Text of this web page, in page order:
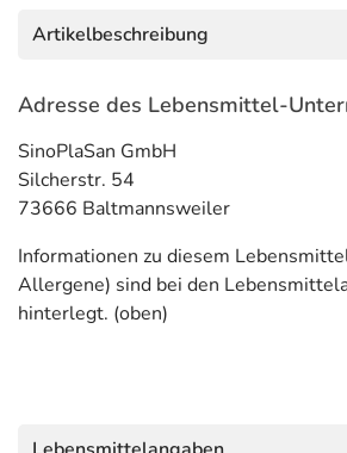
Artikelbeschreibung
Adresse des Lebensmittel-
SinoPlaSan GmbH
Silcherstr. 54
73666 Baltmannsweiler
Informationen zu diesem
Allergene) sind bei den
hinterlegt. (oben)